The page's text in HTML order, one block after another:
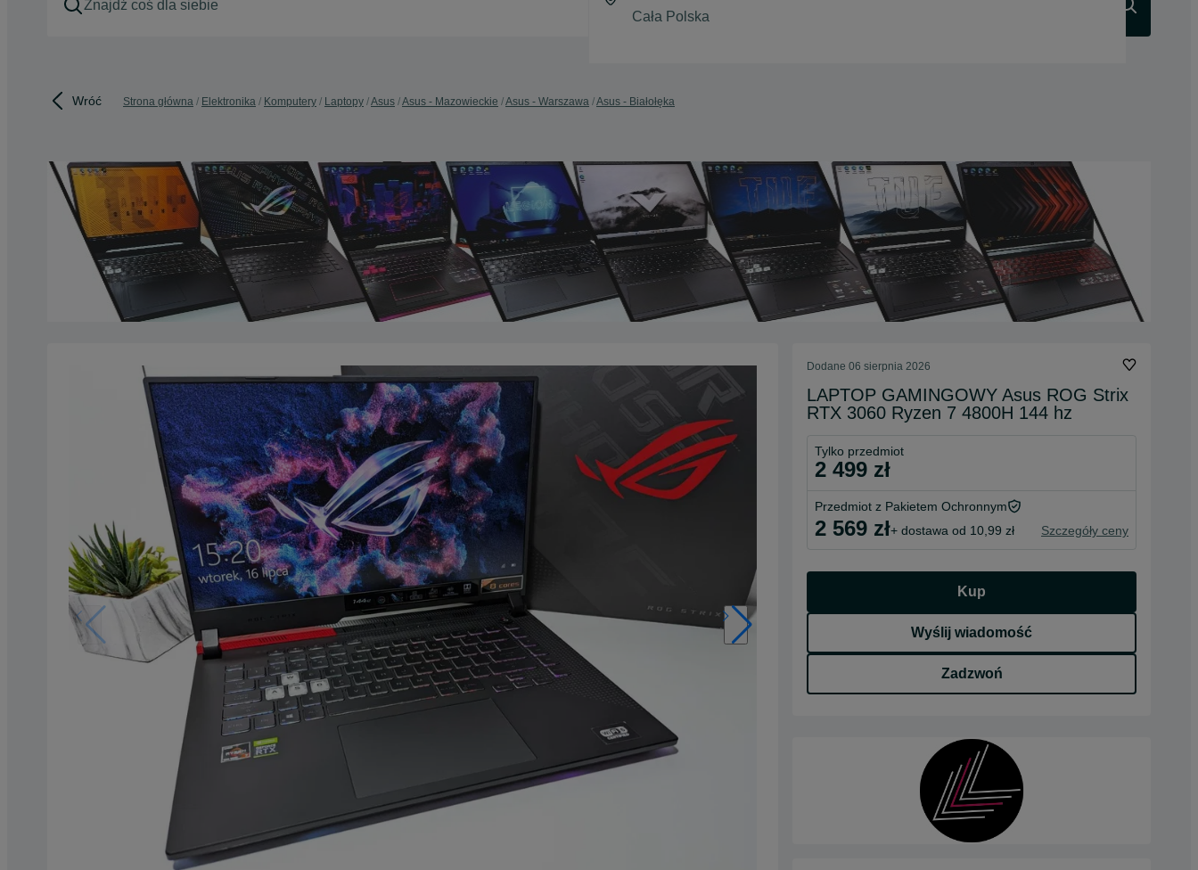
Wróć Strona główna Elektronika Komputery Laptopy Asus Asus - Mazowieckie Asus - Warszawa Asus - Białołęka
Dodane 06 sierpnia 2026
LAPTOP GAMINGOWY Asus ROG Strix
RTX 3060 Ryzen 7 4800H 144 hz
Tylko przedmiot
2 499 zł
Przedmiot z Pakietem Ochronnym
2 569 zł+ dostawa od 10,99 zł Szczegóły ceny
Kup
Wyślij wiadomość
Zadzwoń